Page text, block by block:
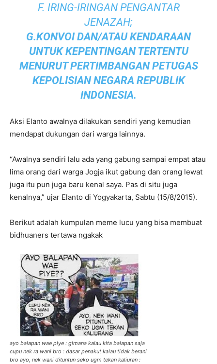
F. IRING-IRINGAN PENGANTAR
JENAZAH;
G.KONVOI DAN/ATAU KENDARAAN
UNTUK KEPENTINGAN TERTENTU
MENURUT PERTIMBANGAN PETUGAS
KEPOLISIAN NEGARA REPUBLIK
INDONESIA.
Aksi Elanto awalnya dilakukan sendiri yang kemudian
mendapat dukungan dari warga lainnya.
“Awalnya sendiri lalu ada yang gabung sampai empat atau
lima orang dari warga Jogja ikut gabung dan orang lewat
juga itu pun juga baru kenal saya. Pas di situ juga
kenalnya,” ujar Elanto di Yogyakarta, Sabtu (15/8/2015).
Berikut adalah kumpulan meme lucu yang bisa membuat
bidhuaners tertawa ngakak
ayo balapan wae piye : gimana kalau kita balapan saja
cupu nek ra wani bro : dasar penakut kalau tidak berani
bro ayo, nek wani dituntun seko ugm tekan kaliuran :